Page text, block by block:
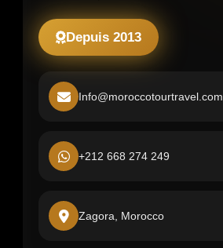
Depuis 2013
Info@moroccotourtravel.com
+212 668 274 249
Zagora, Morocco